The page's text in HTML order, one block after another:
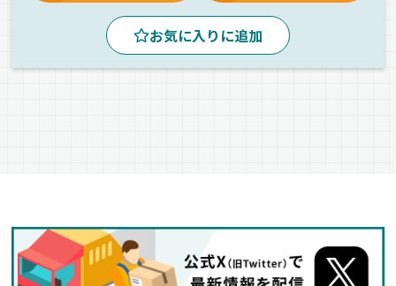
ウィング車 箱車 正社員
お気に入りに追加